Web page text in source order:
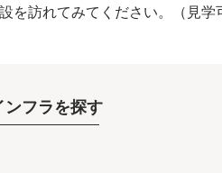
を訪れてみてください。（見学
ンフラを探す